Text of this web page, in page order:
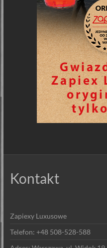
Kontakt
Zapiexy Luxusowe
Telefon: +48 508-528-588